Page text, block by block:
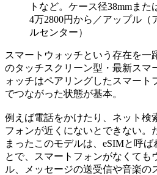
トなど。ケース径38mmまた
4万2800円から／アップル（
ルセンター）
スマートウォッチという存在を一
のタッチスクリーン型・最新スマ
ォッチはペアリングしたスマート
でつながった状態が基本。
例えば電話をかけたり、ネット検
フォンが近くにないとできない。
まったこのモデルは、eSIMと呼
とで、スマートフォンがなくても
ル、メッセージの送受信や音楽の